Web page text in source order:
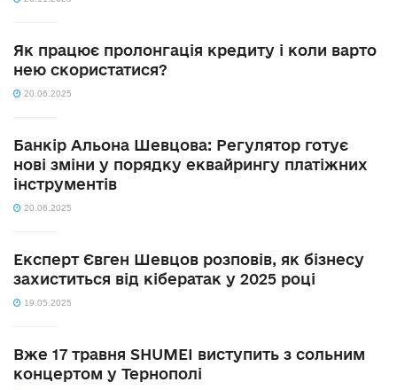
Як працює пролонгація кредиту і коли варто
нею скористатися?
20.06.2025
Банкір Альона Шевцова: Регулятор готує
нові зміни у порядку еквайрингу платіжних
інструментів
20.06.2025
Експерт Євген Шевцов розповів, як бізнесу
захиститься від кібератак у 2025 році
19.05.2025
Вже 17 травня SHUMEI виступить з сольним
концертом у Тернополі